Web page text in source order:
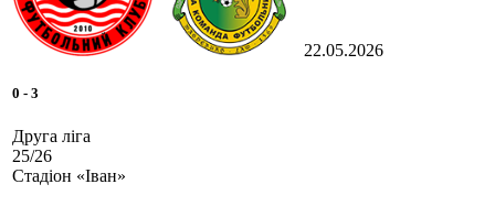
22.05.2026
0 - 3
Друга ліга
25/26
Стадіон «Іван»